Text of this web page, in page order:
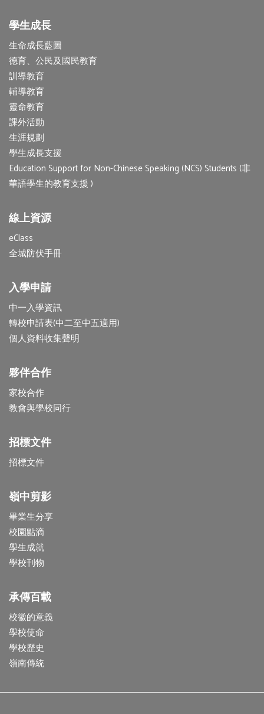
學生成長
生命成長藍圖
德育、公民及國民教育
訓導教育
輔導教育
靈命教育
課外活動
生涯規劃
學生成長支援
Education Support for Non-Chinese Speaking (NCS) Students (非
華語學生的教育支援 )
線上資源
eClass
全城防伏手冊
入學申請
中一入學資訊
轉校申請表(中二至中五適用)
個人資料收集聲明
夥伴合作
家校合作
教會與學校同行
招標文件
招標文件
嶺中剪影
畢業生分享
校園點滴
學生成就
學校刊物
承傳百載
校徽的意義
學校使命
學校歷史
嶺南傳統